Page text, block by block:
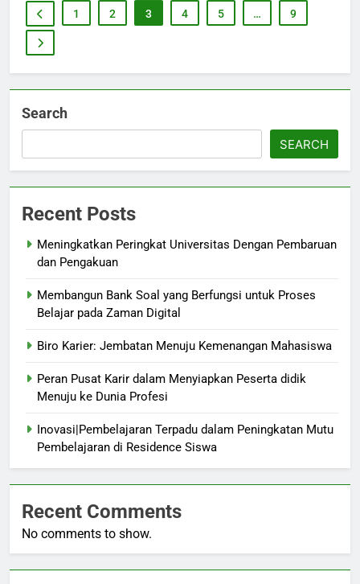
1 2 3 4 5 … 9
Search
SEARCH
Recent Posts
Meningkatkan Peringkat Universitas Dengan Pembaruan
dan Pengakuan
Membangun Bank Soal yang Berfungsi untuk Proses
Belajar pada Zaman Digital
Biro Karier: Jembatan Menuju Kemenangan Mahasiswa
Peran Pusat Karir dalam Menyiapkan Peserta didik
Menuju ke Dunia Profesi
Inovasi|Pembelajaran Terpadu dalam Peningkatan Mutu
Pembelajaran di Residence Siswa
Recent Comments
No comments to show.